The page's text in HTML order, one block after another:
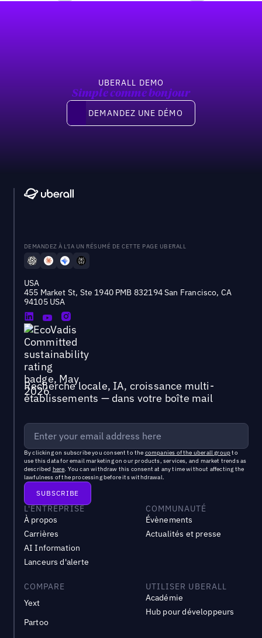
UBERALL DEMO
Simple comme bonjour
Demandez une démo
DEMANDEZ UNE DÉMO
DEMANDEZ À L'IA UN RÉSUMÉ DE CETTE PAGE UBERALL
USA
455 Market St, Ste 1940 PMB 832194 San Francisco, CA
94105 USA
Recherche locale, IA, croissance multi-
établissements — dans votre boîte mail
By clicking on subscribe you consent to the companies of the uberall groupto
use this data for email marketing on our products, services, and market trends as
described here. You can withdraw this consent at any time without affecting the
lawfulness of the processing before its withdrawal.
L'ENTREPRISE
À propos
Carrières
AI Information
Lanceurs d'alerte
COMMUNAUTÉ
Évènements
Actualités et presse
COMPARE
Yext
Partoo
UTILISER UBERALL
Académie
Hub pour développeurs